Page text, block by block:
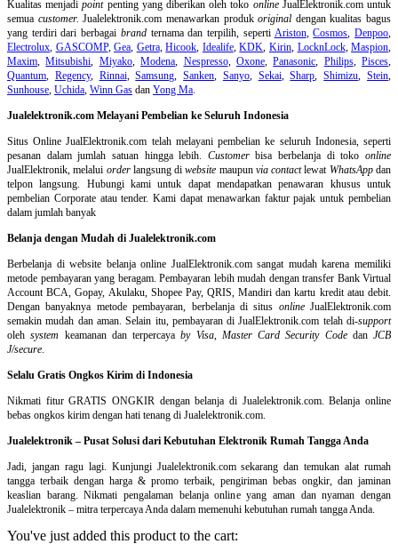
Kualitas menjadipointpenting yang diberikan oleh toko onlineJualElektronik.com untuk
semua customer. Jualelektronik.com menawarkan produkoriginal dengan kualitas bagus
yang terdiri dari berbagai brandternama dan terpilih, seperti Ariston,Cosmos,Denpoo,
Electrolux, GASCOMP,Gea, Getra,Hicook, Idealife,KDK, Kirin, LocknLock,Maspion,
Maxim,Mitsubishi, Miyako,Modena, Nespresso, Oxone,Panasonic, Philips, Pisces,
Quantum, Regency, Rinnai,Samsung,Sanken, Sanyo, Sekai,Sharp,Shimizu,Stein,
Sunhouse, Uchida, Winn Gas dan Yong Ma.
Jualelektronik.com Melayani Pembelian ke Seluruh Indonesia
Situs Online JualElektronik.com telah melayani pembelian ke seluruh Indonesia, seperti
pesanan dalam jumlah satuan hingga lebih. Customerbisa berbelanja di tokoonline
JualElektronik, melalui orderlangsung diwebsite maupun via contactlewat WhatsAppdan
telpon langsung. Hubungi kami untuk dapat mendapatkan penawaran khusus untuk
pembelian Corporate atau tender. Kami dapat menawarkan faktur pajak untuk pembelian
dalam jumlah banyak
Belanja dengan Mudah di Jualelektronik.com
Berbelanja diwebsite belanja online JualElektronik.com sangat mudah karena memiliki
metode pembayaran yang beragam. Pembayaran lebih mudah dengan transfer Bank Virtual
Account BCA, Gopay, Akulaku, Shopee Pay, QRIS, Mandiri dan kartu kredit atau debit.
Dengan banyaknya metode pembayaran, berbelanja di situs onlineJualElektronik.com
semakin mudah dan aman. Selain itu, pembayaran di JualElektronik.com telah di-support
olehsystem keamanan dan terpercayaby Visa, Master Card Security Codedan JCB
J/secure.
Selalu Gratis Ongkos Kirim di Indonesia
Nikmati fitur GRATIS ONGKIR dengan belanja di Jualelektronik.com. Belanja online
bebas ongkos kirim dengan hati tenang di Jualelektronik.com.
Jualelektronik – Pusat Solusi dari Kebutuhan Elektronik Rumah Tangga Anda
Jadi, jangan ragu lagi. Kunjungi Jualelektronik.com sekarang dan temukan alat rumah
tangga terbaik dengan harga & promo terbaik, pengiriman bebas ongkir, dan jaminan
keaslian barang. Nikmati pengalaman belanja online yang aman dan nyaman dengan
Jualelektronik – mitra terpercaya Anda dalam memenuhi kebutuhan rumah tangga Anda.
You've just added this product to the cart: